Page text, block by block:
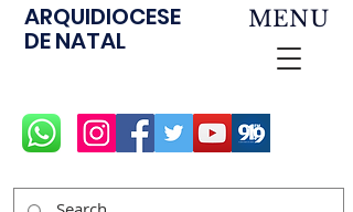
ARQUIDIOCESE
DE NATAL
MENU